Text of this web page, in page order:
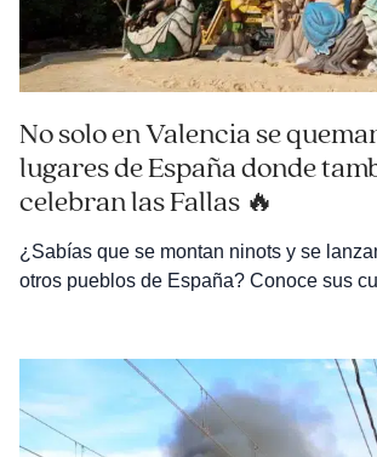
No solo en Valencia se
lugares de España donde
celebran las Fallas 🔥
¿Sabías que se montan ninots y se
otros pueblos de España? Conoce sus